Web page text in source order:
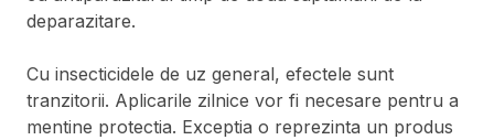
deparazitare.
Cu insecticidele de uz general, efectele sunt
tranzitorii. Aplicarile zilnice vor fi necesare pentru a
mentine protectia. Exceptia o reprezinta un produs